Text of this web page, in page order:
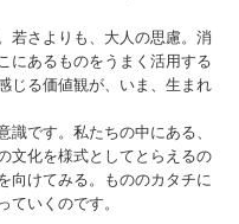
若さよりも、大人の思慮。消
にあるものをうまく活用する
じる価値観が、いま、生まれ
識です。私たちの中にある、
文化を様式としてとらえるの
向けてみる。もののカタチに
ていくのです。